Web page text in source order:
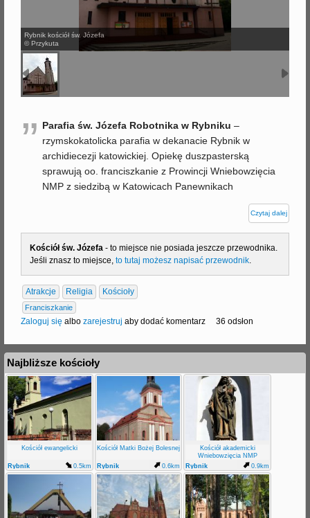
Rybnik kościół św. Józefa
© Przykuta
” Parafia św. Józefa Robotnika w Rybniku –
rzymskokatolicka parafia w dekanacie Rybnik w
archidiecezji katowickiej. Opiekę duszpasterską
sprawują oo. franciszkanie z Prowincji Wniebowzięcia
NMP z siedzibą w Katowicach Panewnikach
Czytaj dalej
Kościół św. Józefa - to miejsce nie posiada jeszcze przewodnika.
Jeśli znasz to miejsce, to tutaj możesz napisać przewodnik
Atrakcje Religia Kościoły
Franciszkanie
Zaloguj się albo zarejestruj aby dodać komentarz 36 odsłon
Najbliższe kościoły
Kościół ewangelicki
Rybnik 0.5km
Kościół Matki Bożej Bolesnej
Rybnik 0.6km
Kościół akademicki
Wniebowzięcia NMP
Rybnik
0.9km